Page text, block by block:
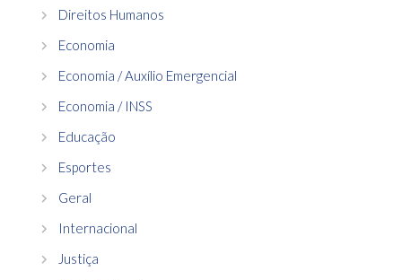
Direitos Humanos
Economia
Economia / Auxílio Emergencial
Economia / INSS
Educação
Esportes
Geral
Internacional
Justiça